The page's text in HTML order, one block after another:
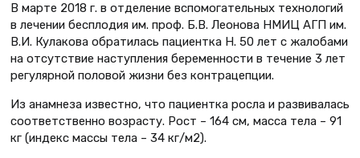
В марте 2018 г. в отделение вспомогательных технологий
в лечении бесплодия им. проф. Б.В. Леонова НМИЦ АГП им.
В.И. Кулакова обратилась пациентка Н. 50 лет с жалобами
на отсутствие наступления беременности в течение 3 лет
регулярной половой жизни без контрацепции.
Из анамнеза известно, что пациентка росла и развивалась
соответственно возрасту. Рост – 164 см, масса тела – 91
кг (индекс массы тела – 34 кг/м2).